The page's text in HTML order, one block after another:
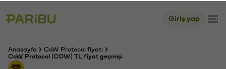
Giriş yap
Anasayfa
CoW Protocol fiyatı
CoW Protocol (COW) TL fiyat geçmişi